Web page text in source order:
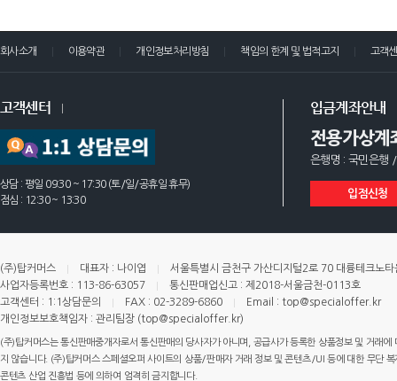
회사소개 이용약관 개인정보처리방침 책임의 한계 및 법적고지 고객
고객센터
상담 : 평일 09:30 ~ 17:30 (토/일/공휴일 휴무)
점심 : 12:30 ~ 13:30
입금계좌안내
전용가상계
은행명 : 국민은행
입점신청
(주)탑커머스 대표자 : 나이엽
서울특별시 금천구 가산디지털2로 70 대륭테크노
사업자등록번호 : 113-86-63057
통신판매업신고 : 제2018-서울금천-0113호
고객센터 : 1:1상담문의
FAX : 02-3289-6860
Email : top@specialoffer.kr
개인정보보호책임자 : 관리팀장 (top@specialoffer.kr)
(주)탑커머스는 통신판매중개자로서 통신판매의 당사자가 아니며, 공급사가 등록한 상품정보 및 거래
지 않습니다. (주)탑커머스 스페셜오퍼 사이트의 상품/판매자 거래 정보 및 콘텐츠/UI 등에 대한 무단
콘텐츠 산업 진흥법 등에 의하여 엄격히 금지합니다.